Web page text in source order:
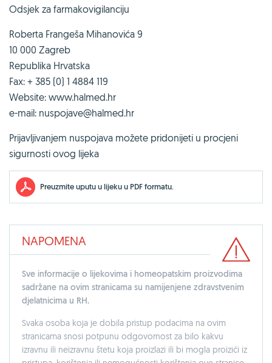
Odsjek za farmakovigilanciju
Roberta Frangeša Mihanovića 9
10 000 Zagreb
Republika Hrvatska
Fax: + 385 (0) 1 4884 119
Website: www.halmed.hr
e-mail: nuspojave@halmed.hr
Prijavljivanjem nuspojava možete pridonijeti u procjeni
sigurnosti ovog lijeka
Preuzmite uputu u lijeku u PDF formatu.
NAPOMENA
Sve informacije o lijekovima i homeopatskim proizvodima
sadržane na ovim stranicama su namijenjene zdravstvenim
djelatnicima u RH.
Svaka osoba koja je dobila pristup podacima na ovim
stranicama snosi potpunu odgovornost za bilo kakvu
izravnu ili neizravnu štetu koja proizlazi ili bi mogla proizići iz